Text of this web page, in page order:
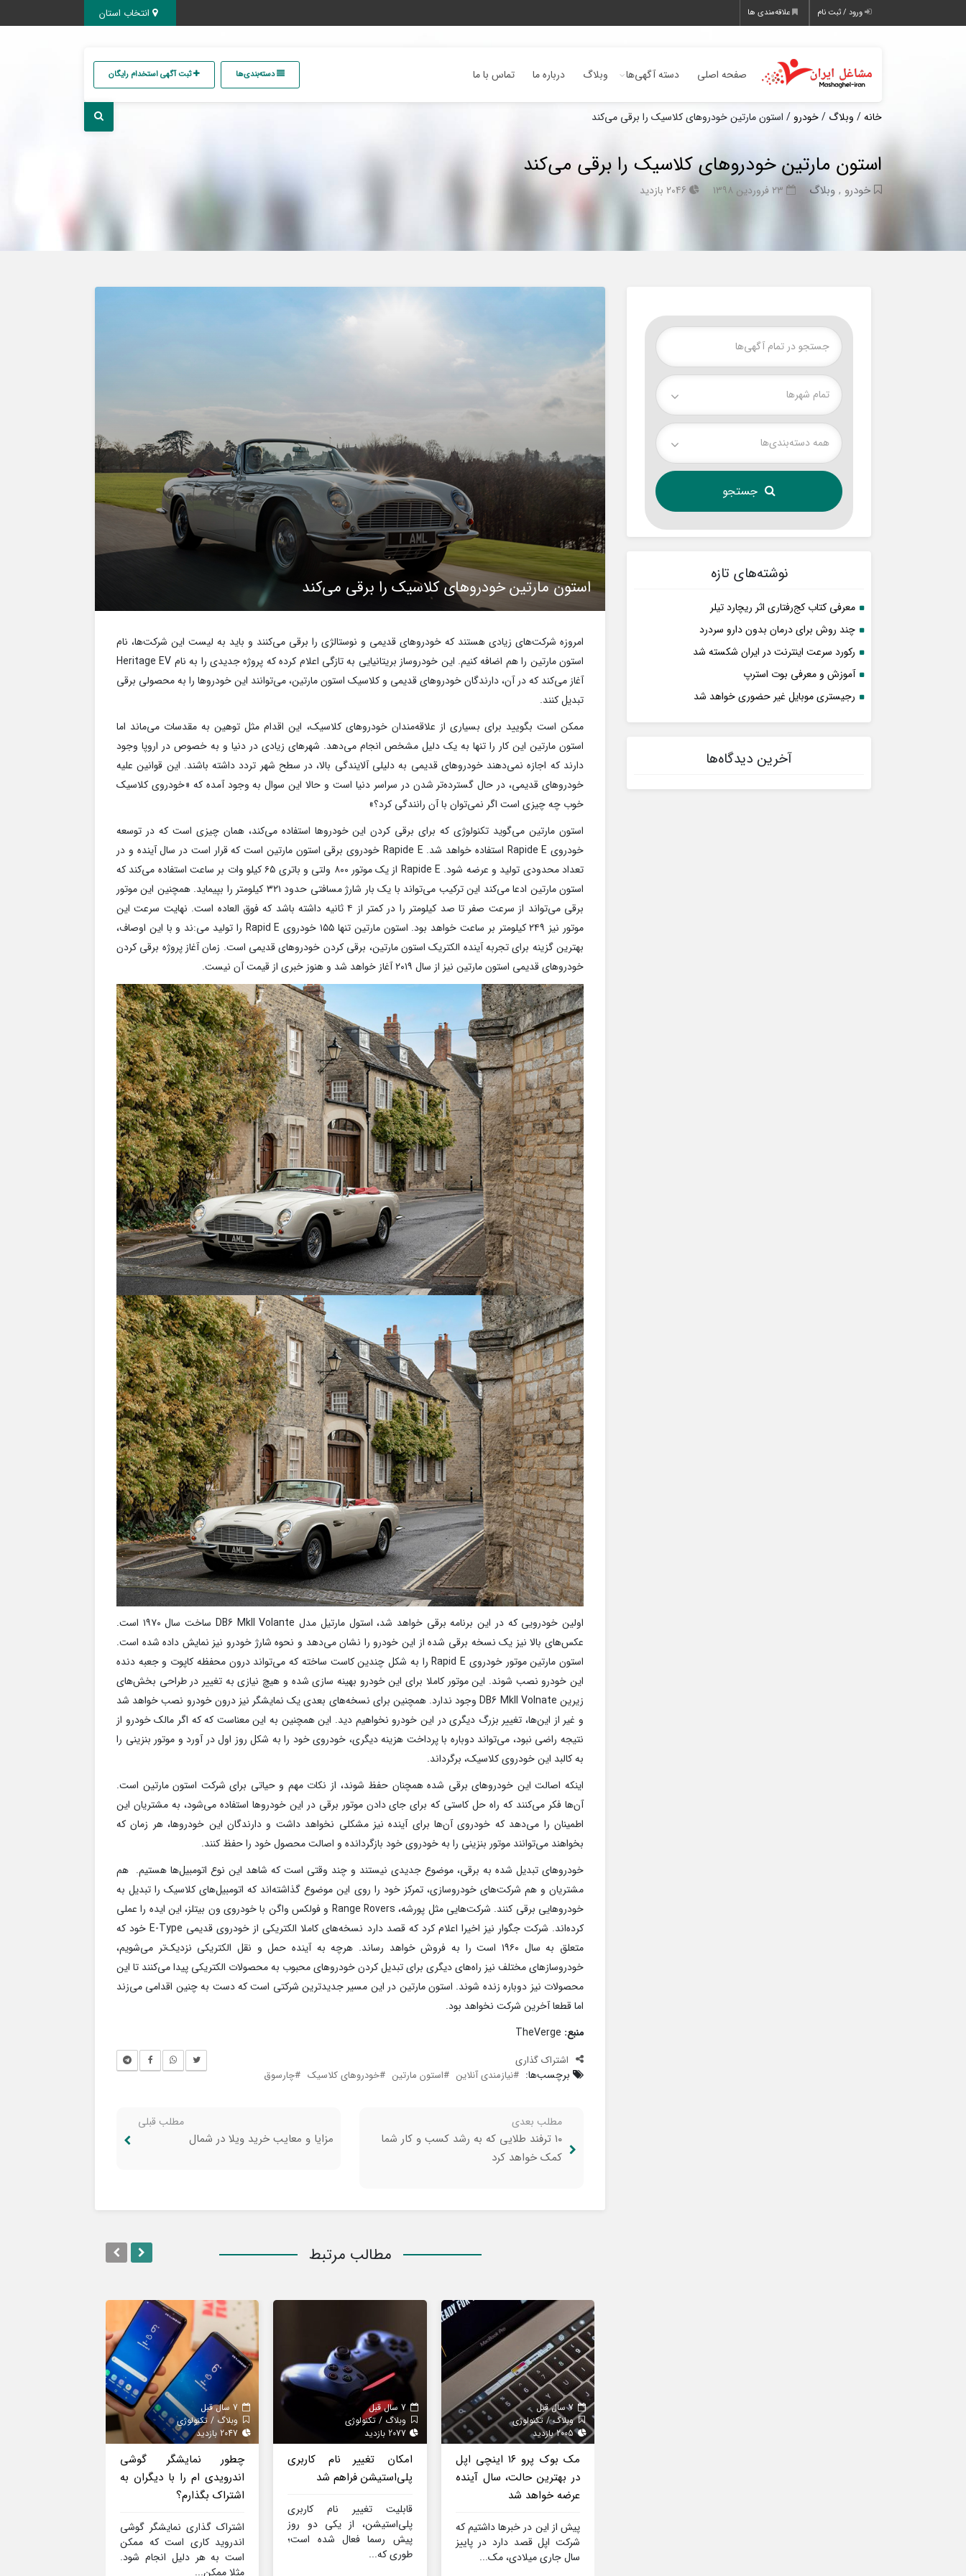
ورود / ثبت نام علاقه‌مندی ها
صفحه اصلی دسته آگهی‌ها وبلاگ درباره ما تماس با ما دسته‌بندی‌ها ثبت آگهی استخدام رایگان
خانه/ وبلاگ /خودرو / استون مارتین خودروهای کلاسیک را برقی می‌کند
استون مارتین خودروهای کلاسیک را برقی می‌کند
خودرو , وبلاگ
تمام شهر‌ها
همه دسته‌بندی‌ها
نوشته‌های تازه
معرفی کتاب کج‌رفتاری اثر ریچارد تیلر
چند روش برای درمان بدون دارو سردرد
رکورد سرعت اینترنت در ایران شکسته شد
آموزش و معرفی بوت استرپ
رجیستری موبایل غیر حضوری خواهد شد
آخرین دیدگاه‌ها
استون مارتین خودروهای کلاسیک را برقی می‌کند
امروزه شرکت‌های زیادی هستند که خودروهای قدیمی و نوستالژی را برقی می‌کنند و باید به لیست این شرکت‌ها، نام
استون مارتین را هم اضافه کنیم. این خودروساز بریتانیایی به تازگی اعلام کرده که پروژه جدیدی را به نام Heritage EV
آغاز می‌کند که در آن، دارندگان خودروهای قدیمی و کلاسیک استون مارتین، می‌توانند این خودروها را به محصولی برقی
تبدیل کنند.
ممکن است بگویید برای بسیاری از علاقه‌مندان خودروهای کلاسیک، این اقدام مثل توهین به مقدسات می‌ماند اما
استون مارتین این کار را تنها به یک دلیل مشخص انجام می‌دهد. شهر‌های زیادی در دنیا و به خصوص در اروپا وجود
دارند که اجازه نمی‌دهند خودروهای قدیمی به دلیلی آلایندگی بالا، در سطح شهر تردد داشته باشند. این قوانین علیه
خودروهای قدیمی، در حال گسترده‌تر شدن در سراسر دنیا است و حالا این سوال به وجود آمده که «خودروی کلاسیک
خوب چه چیزی است اگر نمی‌توان با آن رانندگی کرد؟»
استون مارتین می‌گوید تکنولوژی که برای برقی کردن این خودروها استفاده می‌کند، همان چیزی است که در توسعه
خودروی Rapide E استفاده خواهد شد. Rapide E خودروی برقی استون مارتین است که قرار است در سال آینده و در
تعداد محدودی تولید و عرضه شود. Rapide E از یک موتور ۸۰۰ ولتی و باتری ۶۵ کیلو وات بر ساعت استفاده می‌کند که
استون مارتین ادعا می‌کند این ترکیب می‌تواند با یک بار شارژ مسافتی حدود ۳۲۱ کیلومتر را بپیماید. همچنین این موتور
برقی می‌تواند از سرعت صفر تا صد کیلومتر را در کمتر از ۴ ثانیه داشته باشد که فوق العاده است. نهایت سرعت این
موتور نیز ۲۴۹ کیلومتر بر ساعت خواهد بود. استون مارتین تنها ۱۵۵ خودروی Rapid E را تولید می‌:ند و با این اوصاف،
بهترین گزینه برای تجربه آینده الکتریک استون مارتین، برقی کردن خودروهای قدیمی است. زمان آغاز پروژه برقی کردن
خودرو‌های قدیمی استون مارتین نیز از سال ۲۰۱۹ آغاز خواهد شد و هنوز خبری از قیمت آن نیست.
اولین خودرویی که در این برنامه برقی خواهد شد، استول مارتیل مدل DB6 MkII Volante ساخت سال ۱۹۷۰ است.
عکس‌های بالا نیز یک نسخه برقی شده از این خودرو را نشان می‌دهد و نحوه شارژ خودرو نیز نمایش داده شده است.
استون مارتین موتور خودروی Rapid E را به شکل چندین کاست ساخته که می‌تواند درون محفظه کاپوت و جعبه دنده
این خودرو نصب شوند. این موتور کاملا برای این خودرو بهینه سازی شده و هیچ نیازی به تغییر در طراحی بخش‌های
زیرین DB6 MkII Volnate وجود ندارد. همچنین برای نسخه‌های بعدی یک نمایشگر نیز درون خودرو نصب خواهد شد
و غیر از این‌ها، تغییر بزرگ دیگری در این خودرو نخواهیم دید. این همچنین به این معناست که که اگر مالک خودرو از
نتیجه راضی نبود، می‌تواند دوباره با پرداخت هزینه دیگری، خودروی خود را به شکل روز اول در آورد و موتور بنزینی را
به کالبد این خودروی کلاسیک، برگرداند.
اینکه اصالت این خودروهای برقی شده همچنان حفظ شوند، از نکات مهم و حیاتی برای شرکت استون مارتین است.
آن‌ها فکر می‌کنند که راه حل کاستی که برای جای دادن موتور برقی در این خودروها استفاده می‌شود، به مشتریان این
اطمینان را می‌دهد که خودروی آن‌ها برای آینده نیز مشکلی نخواهد داشت و دارندگان این خودروها، هر زمان که
بخواهند می‌توانند موتور بنزینی را به خودروی خود بازگردانده و اصالت محصول خود را حفظ کنند.
خودروهای تبدیل شده به برقی، موضوع جدیدی نیستند و چند وقتی است که شاهد این نوع اتومبیل‌ها هستیم. هم
مشتریان و هم شرکت‌های خودروسازی، تمرکز خود را روی این موضوع گذاشته‌اند که اتومبیل‌های کلاسیک را تبدیل به
خودروهایی برقی کنند. شرکت‌هایی مثل پورشه، Range Rovers و فولکس واگن با خودروی ون بیتلز، این ایده را عملی
کرده‌اند. شرکت جگوار نیز اخیرا اعلام کرد که قصد دارد نسخه‌های کاملا الکتریکی از خودروی قدیمی E-Type خود که
متعلق به سال ۱۹۶۰ است را به فروش خواهد رساند. هرچه به آینده حمل و نقل الکتریکی نزدیک‌تر می‌شویم،
خودروسازهای مختلف نیز راه‌های دیگری برای تبدیل کردن خودروهای محبوب به محصولات الکتریکی پیدا می‌کنند تا این
محصولات نیز دوباره زنده شوند. استون مارتین در این مسیر جدیدترین شرکتی است که دست به چنین اقدامی می‌زند
اما قطعا آخرین شرکت نخواهد بود.
منبع:
اشتراک گذاری
برچسب‌ها: نیازمندی آنلاین استون مارتین خودروهای کلاسیک چارسوق
مطلب قبلی
مزایا و معایب خرید ویلا در شمال
مطلب بعدی
۱۰ ترفند طلایی که به رشد کسب و کار شما
کمک خواهد کرد
مطالب مرتبط
7 سال قبل
وبلاگ / تکنولوژی
2005 بازدید
مک بوک پرو ۱۶ اینچی اپل
در بهترین حالت، سال آینده
عرضه خواهد شد
پیش از این در خبرها داشتیم که
شرکت اپل قصد دارد در پاییز
سال جاری میلادی، مک...
7 سال قبل
وبلاگ / تکنولوژی
2077 بازدید
امکان تغییر نام کاربری
پلی‌استیشن فراهم شد
قابلیت تغییر نام کاربری
پلی‌استیشن، از یکی دو روز
پیش رسما فعال شده است؛
طوری که...
وبلاگ / تکنولوژی
چطور نمایشگر گوشی
اندرویدی ام را با دیگران به
اشتراک بگذارم؟
اشتراک گذاری نمایشگر گوشی
اندروید کاری است که ممکن
است به هر دلیل انجام شود.
مثلا ممکن...